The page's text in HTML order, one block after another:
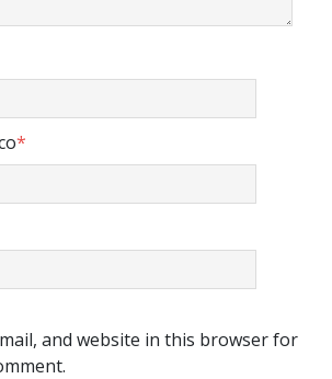
*
and website in this browser for